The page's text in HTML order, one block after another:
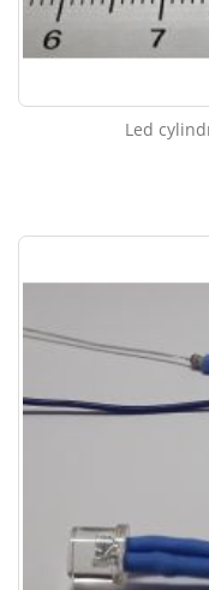
Led